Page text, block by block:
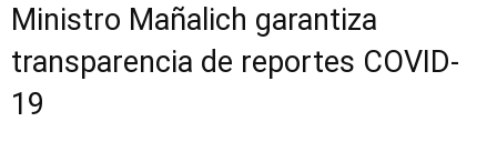
Ministro Mañalich garantiza
transparencia de reportes COVID-
19